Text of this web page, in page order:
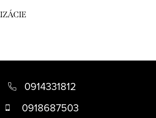
0914331812
0918687503